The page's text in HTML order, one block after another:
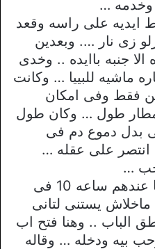
…
ايديه على راسه وقعد
زى نار …. وبعدين
جنبه باايده .. وخدى
ماشيه للبييا … وكانت
فقط وفى امكان
طول … وكان طول
بدل دموع دم فى
انتصر على عقله …
…
وصل لليبيا … وكانت وقتها عندهم ساعه 10 فى
يستنى لتانى
الباب .. وهنا فتح اب
بيه ودخله … وقاله